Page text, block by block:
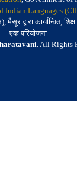
Indian Languages
द्वारा कार्यान्वित,
एक परियोजना
. All Rights